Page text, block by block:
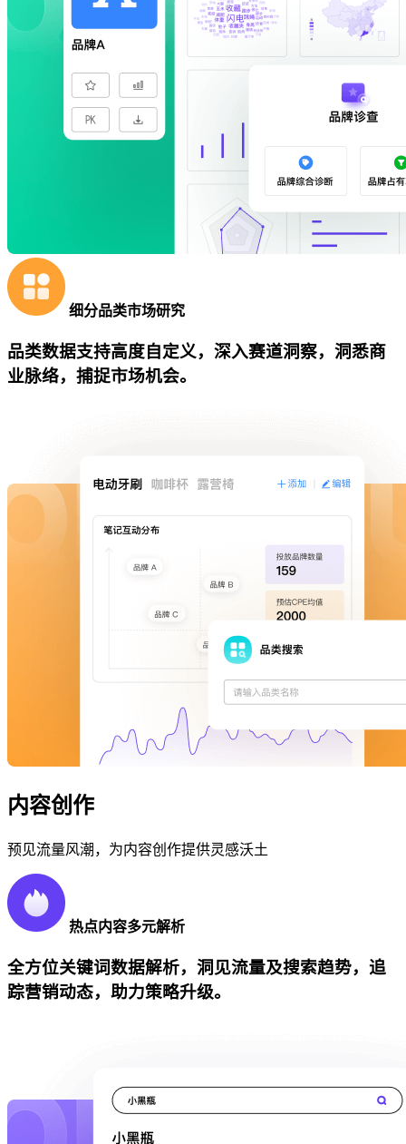
细分品类市场研究
品类数据支持高度自定义，深入赛道洞察，洞悉商
业脉络，捕捉市场机会。
内容创作
预见流量风潮，为内容创作提供灵感沃土
热点内容多元解析
全方位关键词数据解析，洞见流量及搜索趋势，追
踪营销动态，助力策略升级。